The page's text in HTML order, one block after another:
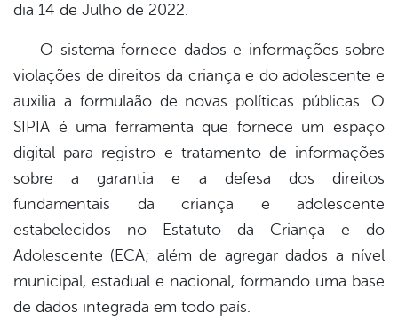
dia 14 de Julho de 2022.
O sistema fornece dados e informações sobre
violações de direitos da criança e do adolescente e
auxilia a formulaão de novas políticas públicas. O
SIPIA é uma ferramenta que fornece um espaço
digital para registro e tratamento de informações
sobre a garantia e a defesa dos direitos
fundamentais da criança e adolescente
estabelecidos no Estatuto da Criança e do
Adolescente (ECA; além de agregar dados a nível
municipal, estadual e nacional, formando uma base
de dados integrada em todo país.